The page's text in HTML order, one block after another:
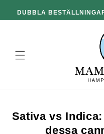
vidare till
Sativa vs
dessa